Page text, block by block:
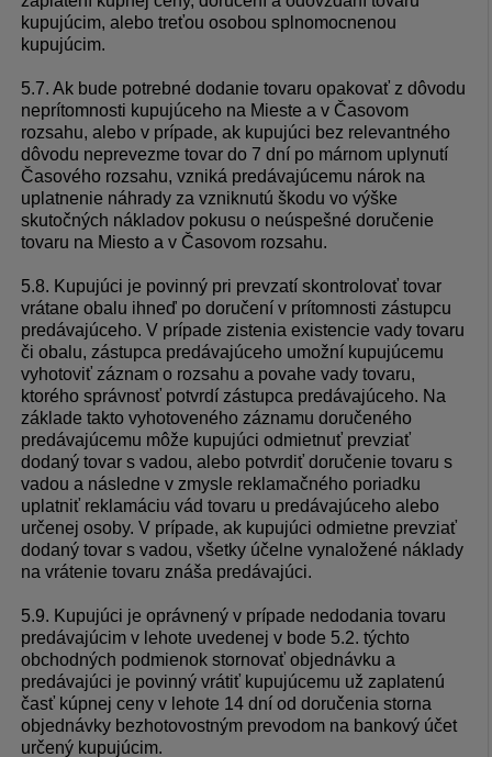
kupujúcim, alebo treťou osobou splnomocnenou
kupujúcim.
5.7. Ak bude potrebné dodanie tovaru opakovať z dôvodu
neprítomnosti kupujúceho na Mieste a v Časovom
rozsahu, alebo v prípade, ak kupujúci bez relevantného
dôvodu neprevezme tovar do 7 dní po márnom uplynutí
Časového rozsahu, vzniká predávajúcemu nárok na
uplatnenie náhrady za vzniknutú škodu vo výške
skutočných nákladov pokusu o neúspešné doručenie
tovaru na Miesto a v Časovom rozsahu.
5.8. Kupujúci je povinný pri prevzatí skontrolovať tovar
vrátane obalu ihneď po doručení v prítomnosti zástupcu
predávajúceho. V prípade zistenia existencie vady tovaru
či obalu, zástupca predávajúceho umožní kupujúcemu
vyhotoviť záznam o rozsahu a povahe vady tovaru,
ktorého správnosť potvrdí zástupca predávajúceho. Na
základe takto vyhotoveného záznamu doručeného
predávajúcemu môže kupujúci odmietnuť prevziať
dodaný tovar s vadou, alebo potvrdiť doručenie tovaru s
vadou a následne v zmysle reklamačného poriadku
uplatniť reklamáciu vád tovaru u predávajúceho alebo
určenej osoby. V prípade, ak kupujúci odmietne prevziať
dodaný tovar s vadou, všetky účelne vynaložené náklady
na vrátenie tovaru znáša predávajúci.
5.9. Kupujúci je oprávnený v prípade nedodania tovaru
predávajúcim v lehote uvedenej v bode 5.2. týchto
obchodných podmienok stornovať objednávku a
predávajúci je povinný vrátiť kupujúcemu už zaplatenú
časť kúpnej ceny v lehote 14 dní od doručenia storna
objednávky bezhotovostným prevodom na bankový účet
určený kupujúcim.